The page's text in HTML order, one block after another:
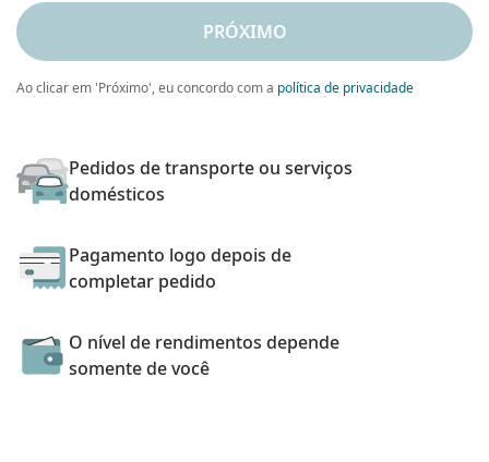
PRÓXIMO
Ao clicar em 'Próximo', eu concordo com a política de privacidade
Pedidos de transporte ou serviços
domésticos
Pagamento logo depois de
completar pedido
O nível de rendimentos depende
somente de você